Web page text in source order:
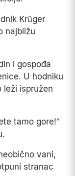
Krüger
najbližu
i gospođa
U hodniku
leži ispružen
tamo gore!“
vani,
stranac